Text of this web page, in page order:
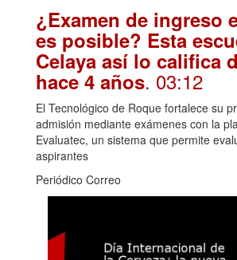
¿Examen de ingreso
es posible? Esta
Celaya así lo califica
hace 4 años. 03:12
El Tecnológico de Roque fortalece su
admisión mediante exámenes con la
Evaluatec, un sistema que permite
aspirantes
Periódico Correo